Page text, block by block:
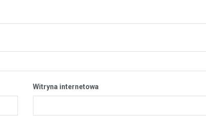
Witryna internetowa